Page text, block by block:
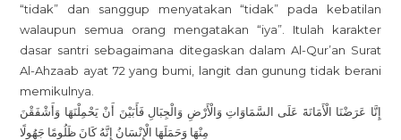
“tidak” dan sanggup menyatakan “tidak” pada kebatilan
walaupun semua orang mengatakan “iya”. Itulah karakter
dasar santri sebagaimana ditegaskan dalam Al-Qur’an Surat
Al-Ahzaab ayat 72 yang bumi, langit dan gunung tidak berani
memikulnya.
إِنَّا عَرَضْنَا الْأَمَانَةَ عَلَى السَّمَاوَاتِ وَالْأَرْضِ وَالْجِبَالِ فَأَبَيْنَ أَنْ يَحْمِلْنَهَا وَأَشْفَقْنَ
مِنْهَا وَحَمَلَهَا الْإِنْسَانُ إِنَّهُ كَانَ ظَلُومًا جَهُولًا